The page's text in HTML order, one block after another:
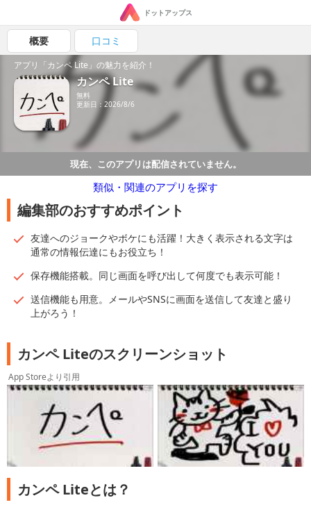
ドットアップス
概要 口コミ
アプリ「カンペ Lite」の魅力を紹介！
カンペ Lite
無料
更新日：2026/8/6
現在、このアプリは配信されていません。
類似・関連のアプリを探す
編集部のおすすめポイント
友達へのジョークやボケにも活躍！大きく表示される文字は
通常の情報伝達にもお役立ち！
保存機能搭載。同じ画面を呼び出して何度でも表示可能！
送信機能も用意。メールやSNSに画面を送信して友達と盛り
上がろう！
カンペ Liteのスクリーンショット
App Storeより引用
カンペ Liteとは？